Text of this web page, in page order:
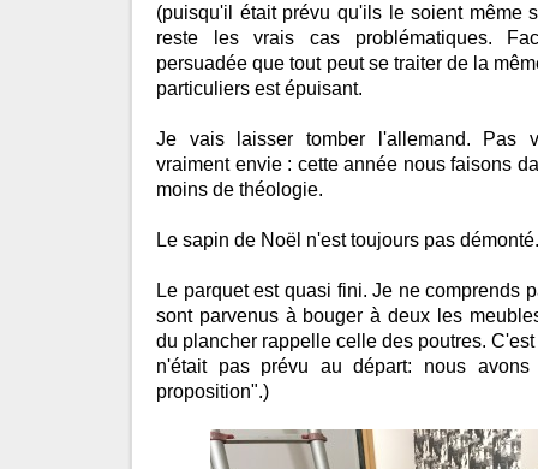
(puisqu'il était prévu qu'ils le soient même
reste les vrais cas problématiques.
persuadée que tout peut se traiter de la
particuliers est épuisant.
Je vais laisser tomber l'allemand. Pas
vraiment envie : cette année nous faisons
moins de théologie.
Le sapin de Noël n'est toujours pas démonté.
Le parquet est quasi fini. Je ne comprends
sont parvenus à bouger à deux les
du plancher rappelle celle des poutres.
n'était pas prévu au départ: nous
proposition".)